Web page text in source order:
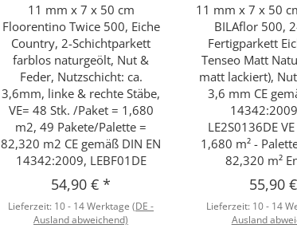
Schnellkauf
11 mm x 7 x 50 cm
Floorentino Twice 500, Eiche
Country, 2-Schichtparkett
farblos naturgeölt, Nut &
Feder, Nutzschicht: ca.
3,6mm, linke & rechte Stäbe,
VE= 48 Stk. /Paket = 1,680
m2, 49 Pakete/Palette =
82,320 m2 CE gemäß DIN EN
14342:2009, LEBF01DE
54,90 €*
Lieferzeit: 10 - 14 Werktage(DE -
Ausland abweichend)
11 mm x 7 x 50
BILAflor 500,
Fertigparkett
Tenseo Matt
matt lackiert),
3,6 mm CE
LE2S0136DE
1,680 m² -
82,320 m²
55,90 €
Lieferzeit: 10 - 14
Ausland